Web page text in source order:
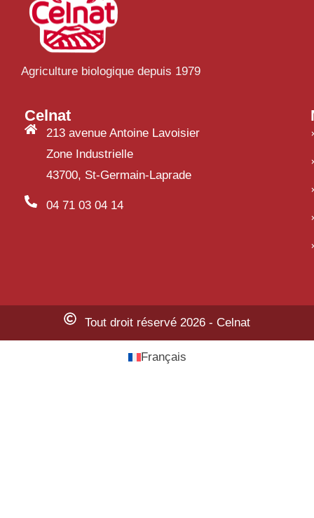
Agriculture biologique depuis 1979
Celnat
213 avenue Antoine Lavoisier
Zone Industrielle
43700, St-Germain-Laprade
04 71 03 04 14
Tout droit réservé 2026 - Celnat
Français